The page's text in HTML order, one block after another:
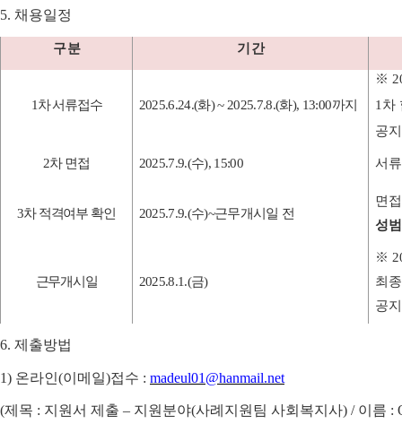
5. 채용일정
구 분 기 간
1차 서류접수 2025.6.24.(화) ~ 2025.7.8.(화), 13:00까지
※
1차
공
2차 면접 2025.7.9.(수), 15:00 서
3차 적격여부 확인 2025.7.9.(수)~근무개시일 전
면
성
근무개시일 2025.8.1.(금)
※
최
공
6. 제출방법
1) 온라인(이메일)접수 : madeul01@hanmail.net
(제목 : 지원서 제출 – 지원분야(사례지원팀 사회복지사) / 이름 :